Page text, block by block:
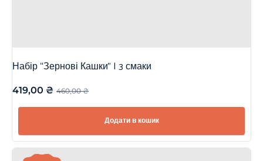
Набір “Зернові Кашки” | 3 смаки
460,00₴
419,00 ₴
Додати в кошик